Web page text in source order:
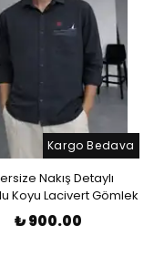
Kargo Bedava
Nakış Detaylı
Koyu Lacivert Gömlek
₺ 900.00